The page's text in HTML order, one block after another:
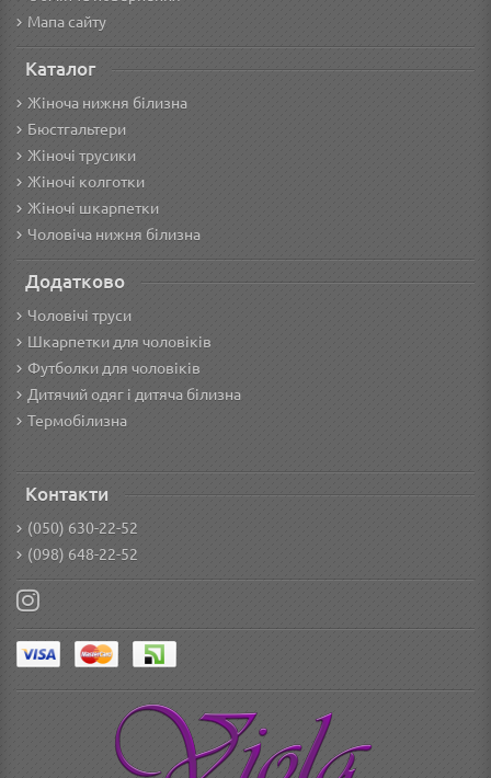
Мапа сайту
Каталог
Жіноча нижня білизна
Бюстгальтери
Жіночі трусики
Жіночі колготки
Жіночі шкарпетки
Чоловіча нижня білизна
Додатково
Чоловічі труси
Шкарпетки для чоловіків
Футболки для чоловіків
Дитячий одяг і дитяча білизна
Термобілизна
Контакти
(050) 630-22-52
(098) 648-22-52